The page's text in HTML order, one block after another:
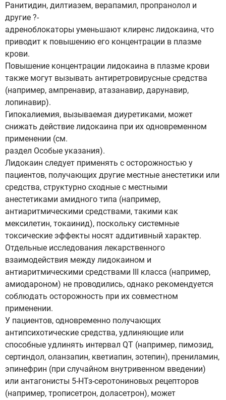
Ранитидин, дилтиазем, верапамил, пропранолол и
другие ?-
адреноблокаторы уменьшают клиренс лидокаина, что
приводит к повышению его концентрации в плазме
крови.
Повышение концентрации лидокаина в плазме крови
также могут вызывать антиретровирусные средства
(например, ампренавир, атазанавир, дарунавир,
лопинавир).
Гипокалиемия, вызываемая диуретиками, может
снижать действие лидокаина при их одновременном
применении (см.
раздел Особые указания).
Лидокаин следует применять с осторожностью у
пациентов, получающих другие местные анестетики или
средства, структурно сходные с местными
анестетиками амидного типа (например,
антиаритмическими средствами, такими как
мексилетин, токаинид), поскольку системные
токсические эффекты носят аддитивный характер.
Отдельные исследования лекарственного
взаимодействия между лидокаином и
антиаритмическими средствами III класса (например,
амиодароном) не проводились, однако рекомендуется
соблюдать осторожность при их совместном
применении.
У пациентов, одновременно получающих
антипсихотические средства, удлиняющие или
способные удлинять интервал QT (например, пимозид,
сертиндол, оланзапин, кветиапин, зотепин), прениламин,
эпинефрин (при случайном внутривенном введении)
или антагонисты 5-НТз-серотониновых рецепторов
(например, трописетрон, доласетрон), может